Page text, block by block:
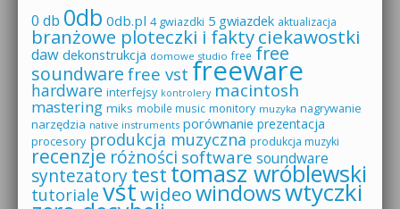
0 db 0db 0db.pl 4 gwiazdki 5 gwiazdek aktualizacja
branżowe ploteczki i faktyciekawostki
daw dekonstrukcja domowe studio free free
soundware free vst freeware
hardware interfejsy kontrolery macintosh
mastering miks mobile music monitory muzyka nagrywanie
narzędzia native instruments porównanie prezentacja
procesory produkcja muzyczna produkcja muzyki
recenzje różności software soundware
syntezatorytesttomasz wróblewski
tutoriale vstwideowindowswtyczki